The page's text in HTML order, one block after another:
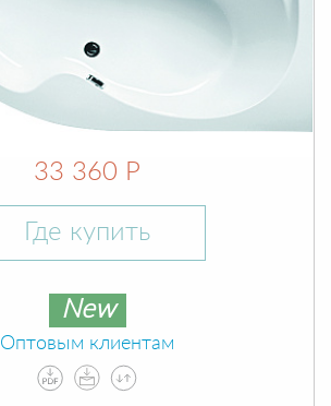
33 360 Р
Где купить
New
Оптовым клиентам